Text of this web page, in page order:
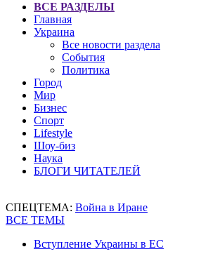
ВСЕ РАЗДЕЛЫ
Главная
Украина
Все новости раздела
События
Политика
Город
Мир
Бизнес
Спорт
Lifestyle
Шоу-биз
Наука
БЛОГИ ЧИТАТЕЛЕЙ
СПЕЦТЕМА: Война в Иране
ВСЕ ТЕМЫ
Вступление Украины в ЕС